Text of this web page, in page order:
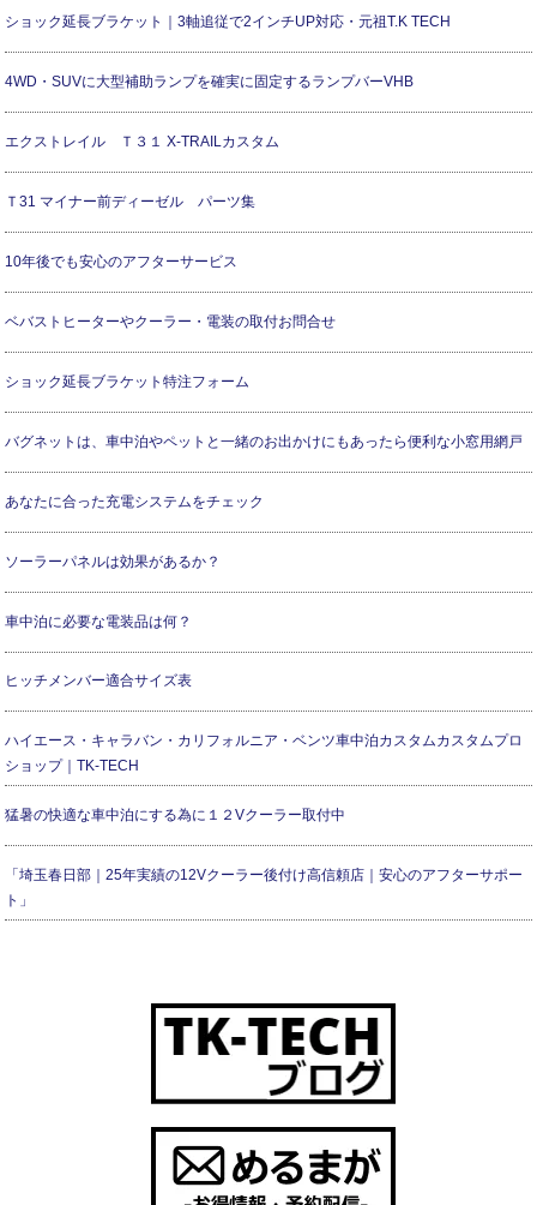
ショック延長ブラケット｜3軸追従で2インチUP対応・元祖T.K TECH
4WD・SUVに大型補助ランプを確実に固定するランプバーVHB
エクストレイル Ｔ３１ X-TRAILカスタム
Ｔ31 マイナー前ディーゼル パーツ集
10年後でも安心のアフターサービス
ベバストヒーターやクーラー・電装の取付お問合せ
ショック延長ブラケット特注フォーム
バグネットは、車中泊やペットと一緒のお出かけにもあったら便利な小窓用網戸
あなたに合った充電システムをチェック
ソーラーパネルは効果があるか？
車中泊に必要な電装品は何？
ヒッチメンバー適合サイズ表
ハイエース・キャラバン・カリフォルニア・ベンツ車中泊カスタムカスタムプロ
ショップ｜TK-TECH
猛暑の快適な車中泊にする為に１２Vクーラー取付中
「埼玉春日部｜25年実績の12Vクーラー後付け高信頼店｜安心のアフターサポー
ト」